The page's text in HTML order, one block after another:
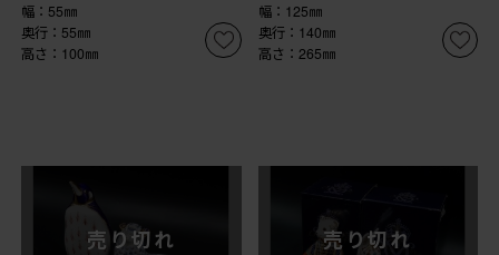
幅：55㎜
奥行：55㎜
高さ：100㎜
幅：125㎜
奥行：140㎜
高さ：265㎜
売り切れ 売り切れ